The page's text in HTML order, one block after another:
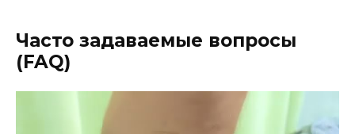
Часто задаваемые вопросы
(FAQ)